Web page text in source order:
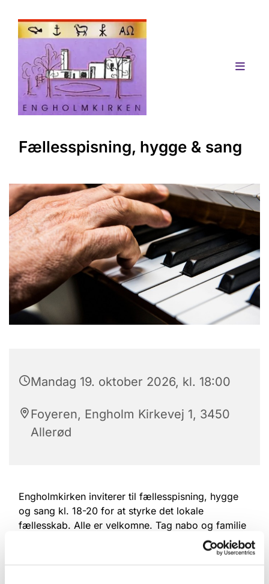
Fællesspisning, hygge & sang
Mandag 19. oktober 2026, kl. 18:00
Foyeren, Engholm Kirkevej 1, 3450
Allerød
Engholmkirken inviterer til fællesspisning, hygge
og sang kl. 18-20 for at styrke det lokale
fællesskab. Alle er velkomne. Tag nabo og familie
Tilmelding sker gennem en formular, der slås op